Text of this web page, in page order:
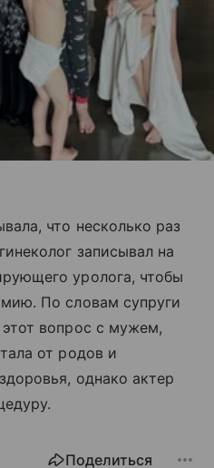
что несколько раз
записывал на
уролога, чтобы
По словам супруги
вопрос с мужем,
от родов и
однако актер
Поделиться